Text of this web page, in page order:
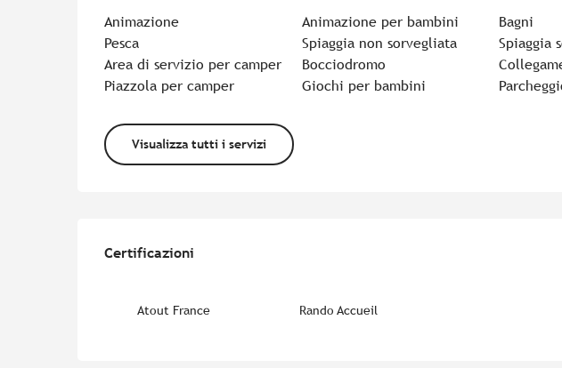
Animazione Animazione per bambini
Bagni
Pesca
Spiaggia non sorvegliata
Spiaggia
Area di servizio per camper
Bocciodromo
Piazzola per camper
Giochi per bambini
Visualizza tutti i servizi
Certificazioni
Certificazioni
Atout France Rando Accueil